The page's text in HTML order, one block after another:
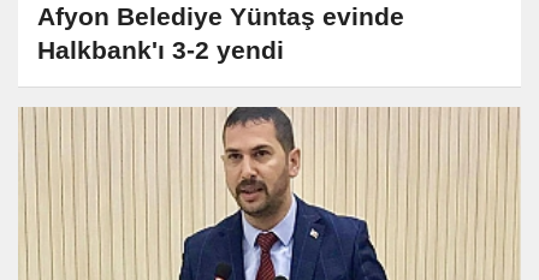
Afyon Belediye Yüntaş evinde
Halkbank'ı 3-2 yendi